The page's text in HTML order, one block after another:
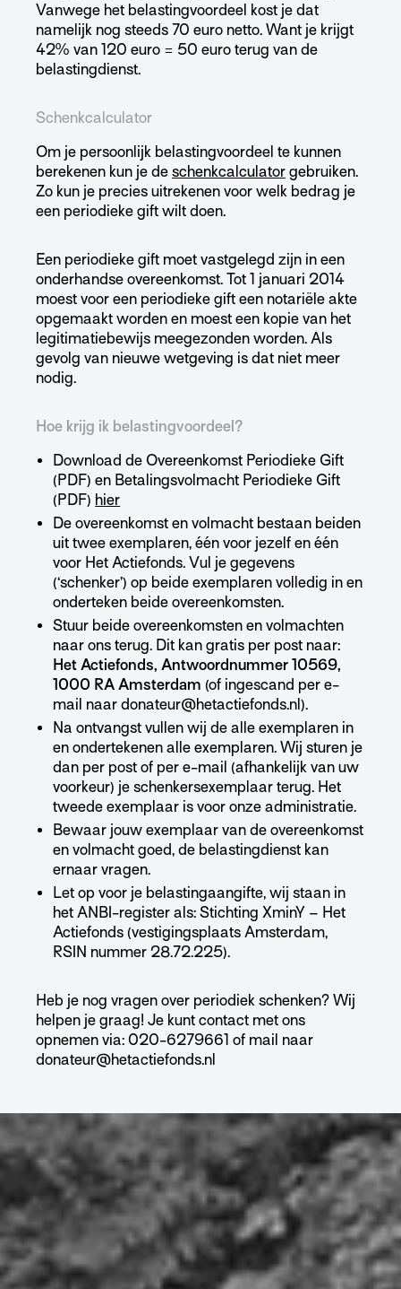
Vanwege het belastingvoordeel kost je dat
namelijk nog steeds 70 euro netto. Want je krijgt
42% van 120 euro = 50 euro terug van de
belastingdienst.
Schenkcalculator
Om je persoonlijk belastingvoordeel te kunnen
berekenen kun je de schenkcalculator gebruiken.
Zo kun je precies uitrekenen voor welk bedrag je
een periodieke gift wilt doen.
Een periodieke gift moet vastgelegd zijn in een
onderhandse overeenkomst. Tot 1 januari 2014
moest voor een periodieke gift een notariële akte
opgemaakt worden en moest een kopie van het
legitimatiebewijs meegezonden worden. Als
gevolg van nieuwe wetgeving is dat niet meer
nodig.
Hoe krijg ik belastingvoordeel?
Download de Overeenkomst Periodieke Gift
(PDF) en Betalingsvolmacht Periodieke Gift
(PDF) hier
De overeenkomst en volmacht bestaan beiden
uit twee exemplaren, één voor jezelf en één
voor Het Actiefonds. Vul je gegevens
(‘schenker’) op beide exemplaren volledig in en
onderteken beide overeenkomsten.
Stuur beide overeenkomsten en volmachten
naar ons terug. Dit kan gratis per post naar:
Het Actiefonds, Antwoordnummer 10569,
1000 RA Amsterdam (of ingescand per e-
mail naar donateur@hetactiefonds.nl).
Na ontvangst vullen wij de alle exemplaren in
en ondertekenen alle exemplaren. Wij sturen je
dan per post of per e-mail (afhankelijk van uw
voorkeur) je schenkersexemplaar terug. Het
tweede exemplaar is voor onze administratie.
Bewaar jouw exemplaar van de overeenkomst
en volmacht goed, de belastingdienst kan
ernaar vragen.
Let op voor je belastingaangifte, wij staan in
het ANBI-register als: Stichting XminY – Het
Actiefonds (vestigingsplaats Amsterdam,
RSIN nummer 28.72.225).
Heb je nog vragen over periodiek schenken? Wij
helpen je graag! Je kunt contact met ons
opnemen via: 020-6279661 of mail naar
donateur@hetactiefonds.nl